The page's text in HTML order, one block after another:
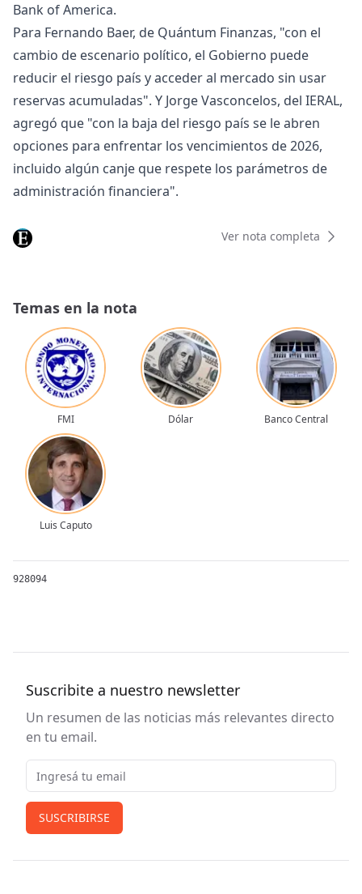
Bank of America.
Para Fernando Baer, de Quántum Finanzas, "con el
cambio de escenario político, el Gobierno puede
reducir el riesgo país y acceder al mercado sin usar
reservas acumuladas". Y Jorge Vasconcelos, del IERAL,
agregó que "con la baja del riesgo país se le abren
opciones para enfrentar los vencimientos de 2026,
incluido algún canje que respete los parámetros de
administración financiera".
Ver nota completa
Temas en la nota
FMI Dólar Banco Central
Luis Caputo
928094
Suscribite a nuestro newsletter
Un resumen de las noticias más relevantes directo
en tu email.
Email
SUSCRIBIRSE